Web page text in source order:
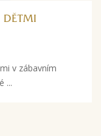
v zábavním
...